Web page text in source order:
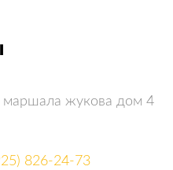
маршала жукова дом 4
826-24-73